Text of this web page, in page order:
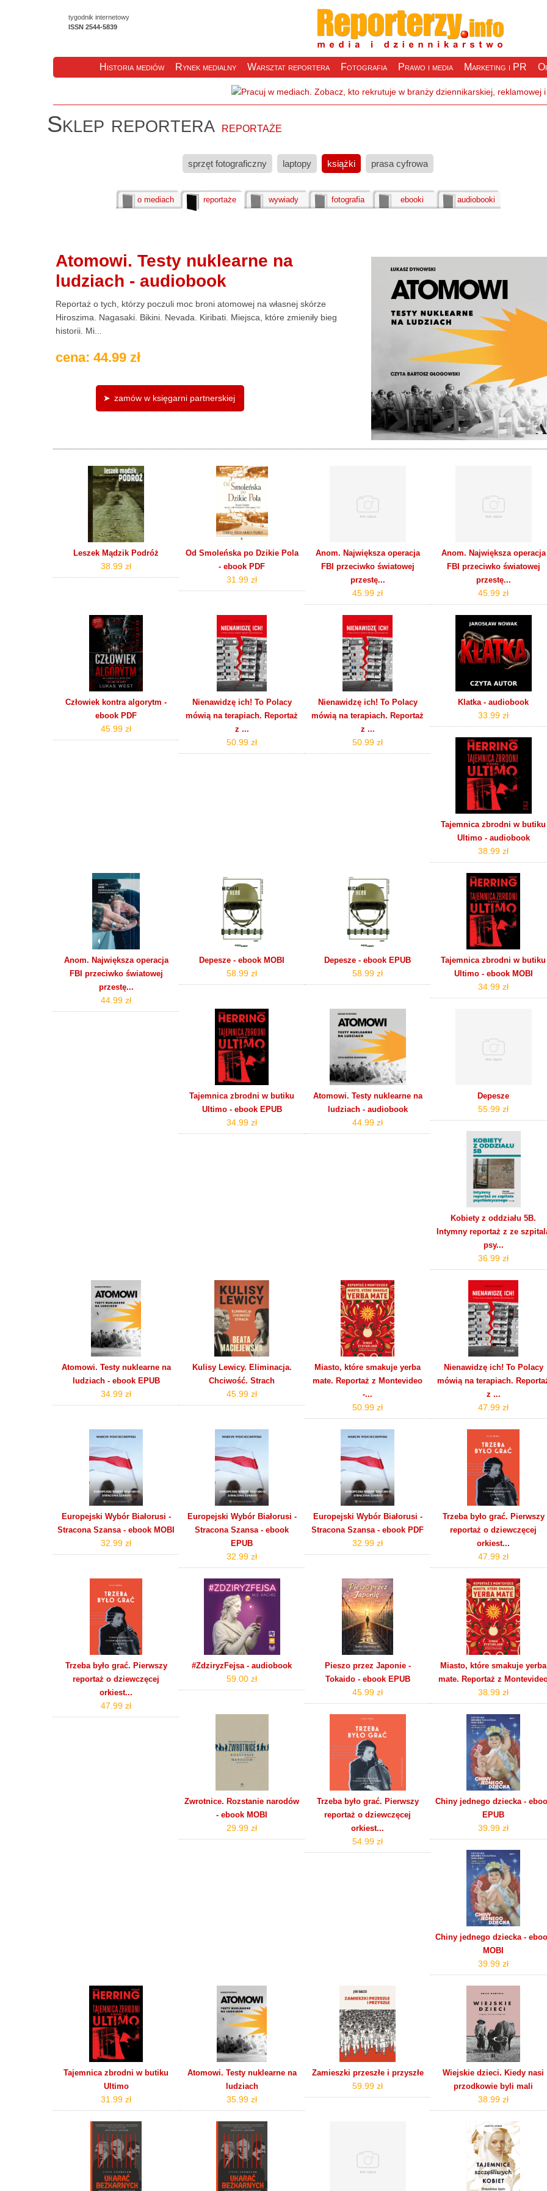
Historia mediów Rynek medialny Warsztat reportera Fotografia Prawo i media Marketing i PR
tygodnik internetowy
ISSN 2544-5839
Sklep reportera reportaże
sprzęt fotograficzny laptopy książki prasa cyfrowa
o mediach reportaże wywiady fotografia ebooki audiobooki
Atomowi. Testy nuklearne na
ludziach - audiobook
Reportaż o tych, którzy poczuli moc broni atomowej na własnej skórze
Hiroszima. Nagasaki. Bikini. Nevada. Kiribati. Miejsca, które zmieniły bieg
historii. Mi...
cena: 44.99 zł
zamów w księgarni partnerskiej
Leszek Mądzik Podróż
38.99 zł
Od Smoleńska po Dzikie Pola
- ebook PDF
31.99 zł
Anom. Największa operacja
FBI przeciwko światowej
przestę...
45.99 zł
Anom. Największa operacja
FBI przeciwko światowej
przestę...
45.99 zł
Człowiek kontra algorytm -
ebook PDF
45.99 zł
Nienawidzę ich! To Polacy
mówią na terapiach. Reportaż
z ...
50.99 zł
Nienawidzę ich! To Polacy
mówią na terapiach. Reportaż
z ...
50.99 zł
Klatka - audiobook
33.99 zł
Tajemnica zbrodni w butiku
Ultimo - audiobook
38.99 zł
Anom. Największa operacja
FBI przeciwko światowej
przestę...
44.99 zł
Depesze - ebook MOBI
58.99 zł
Depesze - ebook EPUB
58.99 zł
Tajemnica zbrodni w butiku
Ultimo - ebook MOBI
34.99 zł
Tajemnica zbrodni w butiku
Ultimo - ebook EPUB
34.99 zł
Atomowi. Testy nuklearne na
ludziach - audiobook
44.99 zł
Depesze
55.99 zł
Kobiety z oddziału 5B.
Intymny reportaż z ze
psy...
36.99 zł
Atomowi. Testy nuklearne na
ludziach - ebook EPUB
34.99 zł
Kulisy Lewicy. Eliminacja.
Chciwość. Strach
45.99 zł
Miasto, które smakuje yerba
mate. Reportaż z Montevideo
-...
50.99 zł
Nienawidzę ich! To Polacy
mówią na terapiach.
z ...
47.99 zł
Europejski Wybór Białorusi -
Stracona Szansa - ebook MOBI
32.99 zł
Europejski Wybór Białorusi -
Stracona Szansa - ebook
EPUB
32.99 zł
Europejski Wybór Białorusi -
Stracona Szansa - ebook PDF
32.99 zł
Trzeba było grać. Pierwszy
reportaż o dziewczęcej
orkiest...
47.99 zł
Trzeba było grać. Pierwszy
reportaż o dziewczęcej
orkiest...
47.99 zł
#ZdziryzFejsa - audiobook
59.00 zł
Pieszo przez Japonie -
Tokaido - ebook EPUB
45.99 zł
Miasto, które smakuje yerba
mate. Reportaż z
38.99 zł
Zwrotnice. Rozstanie narodów
- ebook MOBI
29.99 zł
Trzeba było grać. Pierwszy
reportaż o dziewczęcej
orkiest...
54.99 zł
Chiny jednego dziecka -
EPUB
39.99 zł
Chiny jednego dziecka -
MOBI
39.99 zł
Tajemnica zbrodni w butiku
Ultimo
31.99 zł
Atomowi. Testy nuklearne na
ludziach
35.99 zł
Zamieszki przeszłe i przyszłe
59.99 zł
Wiejskie dzieci. Kiedy nasi
przodkowie byli mali
38.99 zł